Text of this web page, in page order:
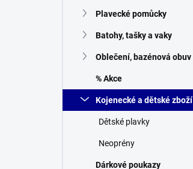
Plavecké pomůcky
Batohy, tašky a vaky
Oblečení, bazénová obuv
% Akce
Kojenecké a dětské zboží
Dětské plavky
Neoprény
Dárkové poukazy